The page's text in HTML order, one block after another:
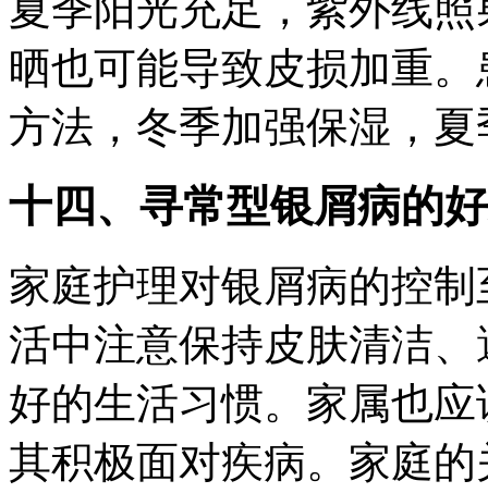
晒也可能导致皮损加重
方法，冬季加强保湿，
十四、寻常型银屑病的
家庭护理对银屑病的控
活中注意保持皮肤清洁
好的生活习惯。家属也
其积极面对疾病。家庭